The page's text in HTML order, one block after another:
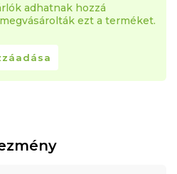
adhatnak hozzá
ezt a terméket.